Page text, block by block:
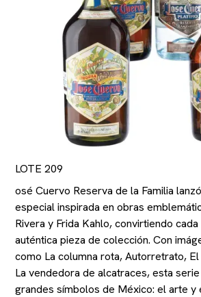
LOTE 209
osé Cuervo Reserva de la Familia
especial inspirada en obras
Rivera y Frida Kahlo, convirtiendo
auténtica pieza de colección. Con
como La columna rota, Autorretrato,
La vendedora de alcatraces, esta
grandes símbolos de México: el arte y